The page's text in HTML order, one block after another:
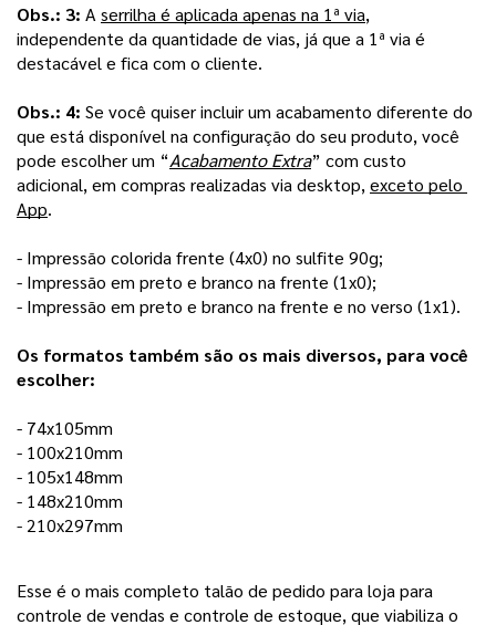
Obs.: 3: A serrilha é aplicada apenas na 1ª via,
independente da quantidade de vias, já que a 1ª via é
destacável e fica com o cliente.
Obs.: 4: Se você quiser incluir um acabamento diferente do
que está disponível na configuração do seu produto, você
pode escolher um “Acabamento Extra” com custo
adicional, em compras realizadas via desktop, exceto pelo
App.
- Impressão colorida frente (4x0) no sulfite 90g;
- Impressão em preto e branco na frente (1x0);
- Impressão em preto e branco na frente e no verso (1x1).
Os formatos também são os mais diversos, para você
escolher:
- 74x105mm
- 100x210mm
- 105x148mm
- 148x210mm
- 210x297mm
Esse é o mais completo talão de pedido para loja para
controle de vendas e controle de estoque, que viabiliza o